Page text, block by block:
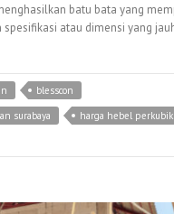
batu bata yang
atau dimensi yang
blesscon
surabaya harga hebel perkubik